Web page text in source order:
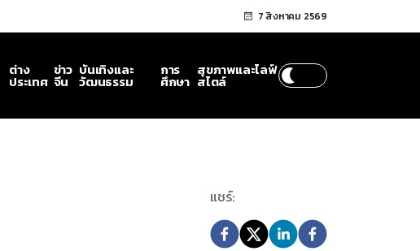
7 สิงหาคม 2569
ต่าง
ประเทศ
ข่าว
จีน
บันเทิงและ
วัฒนธรรม
การ
ศึกษา
สุขภาพและไลฟ์
สไตล์
แชร์: